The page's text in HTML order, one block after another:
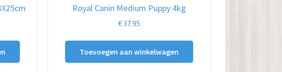
Royal Canin Medium Puppy 4kg
€37.95
Toevoegen aan winkelwagen